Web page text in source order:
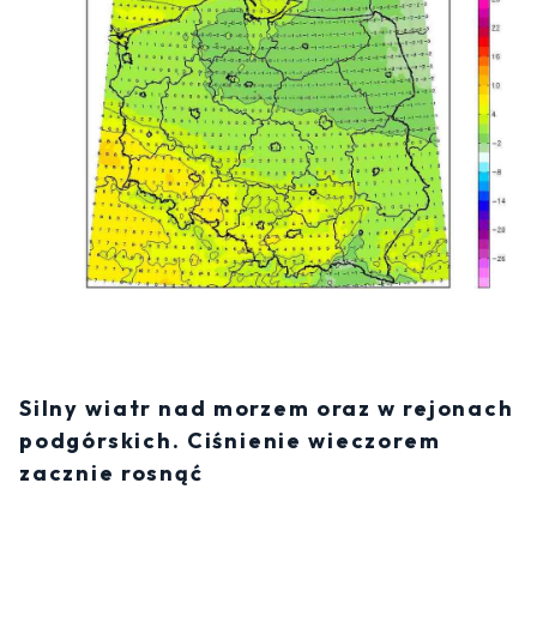
Silny wiatr nad morzem oraz w rejonach
podgórskich. Ciśnienie wieczorem
zacznie rosnąć